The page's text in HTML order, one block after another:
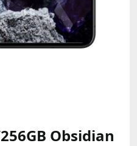
Obsidian